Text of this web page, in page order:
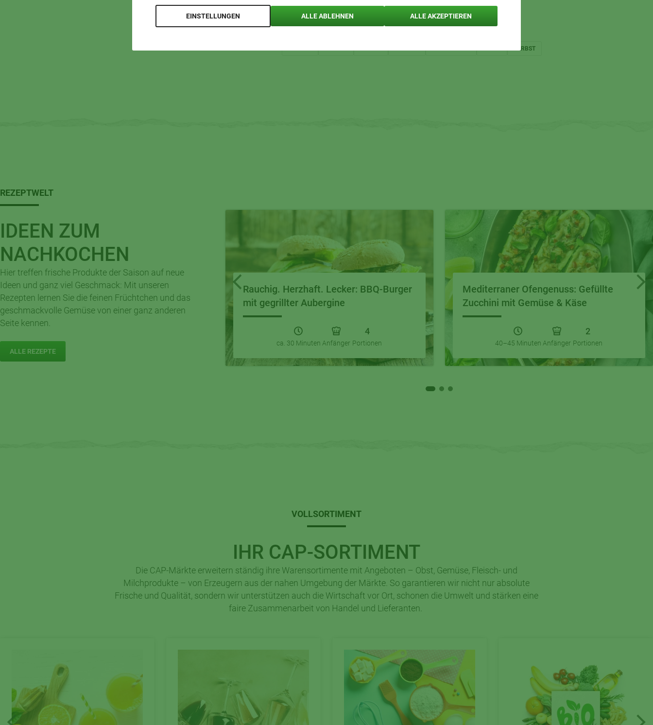
STICHWÖRTER
HERBST
REZEPTWELT
IDEEN ZUM
NACHKOCHEN
Hier treffen frische Produkte der Saison auf neue
Ideen und ganz viel Geschmack: Mit unseren
Rezepten lernen Sie die feinen Früchtchen und das
geschmackvolle Gemüse von einer ganz anderen
Seite kennen.
ALLE REZEPTE
Valentinstags-Pasta mit Lachs &
Zitronensauce
Rauchig. Herzhaft. Lecker: BBQ-Burger
mit gegrillter Aubergine
ca. 30 Minuten Anfänger
4
Portionen
Mediterraner Ofengenuss: Gefüllte
Zucchini mit Gemüse & Käse
40–45 Minuten Anfänger
2
Portionen
VOLLSORTIMENT
IHR CAP-SORTIMENT
Die CAP-Märkte erweitern ständig ihre Warensortimente mit Angeboten – Obst, Gemüse, Fleisch- und
Milchprodukte – von Erzeugern aus der nahen Umgebung der Märkte. So garantieren wir nicht nur absolute
Frische und Qualität, sondern wir unterstützen auch die Wirtschaft vor Ort, schonen die Umwelt und stärken eine
faire Zusammenarbeit von Handel und Lieferanten.
EINSTELLUNGEN ALLE ABLEHNEN ALLE AKZEPTIEREN